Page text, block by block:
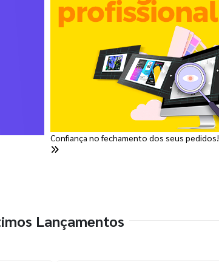
Confiança no fechamento dos seus pedidos!
Lançamentos